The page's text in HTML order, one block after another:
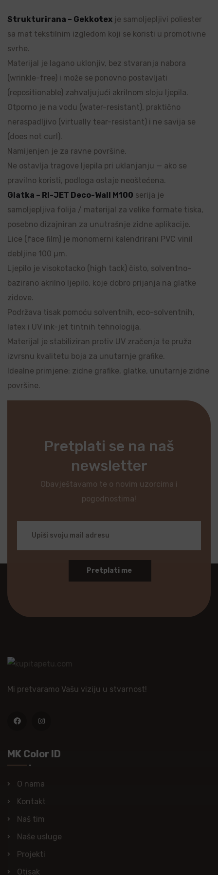
Strukturirana – Gekkotex je samoljepljivi poliester
sa mat tekstilnim izgledom koji se koristi u promotivne
svrhe.
Materijal je lagano uklonjiv, bez stvaranja nabora
(wrinkle-free) i može se ponovno postavljati
(repositionable) zahvaljujući akrilnom sloju ljepila.
Otporno je na vodu (water-resistant), praktično
neraspadljivo (virtually tear-resistant) i ne savija se
(does not curl).
Namijenjen je za ravne površine.
Ne ostavlja tragove ljepila pri uklanjanju — ako se
pravilno koristi, podloga ostaje neoštećena.
Glatka – RI-JET Deco-Wall M100 serija je
samoljepljiva folija / materijal za velike formate tiska,
posebno dizajniran za unutrašnje zidne aplikacije.
Lice (face film) je monomerni kalendrirani PVC vinil
debljine 100 µm.
Ljepilo je visokotacko (high tack) čisto, solventno-
bazirano akrilno ljepilo, koje dobro prijanja na glatke
zidove.
Podržava tisak pomoću solventnih, eco-solventnih,
latex i UV ink-jet tintnih tehnologija.
Materijal je stabiliziran protiv UV zračenja te pruža
izvrsnu kvalitetu boja za unutarnje grafike.
Idealne primjene: zidne grafike, glatke, unutarnje zidne
površine.
Pretplati se na naš
newsletter
Obavještavamo te o novim uzorcima i
pogodnostima!
Pretplati me
Mi pretvaramo Vašu viziju u stvarnost!
MK Color ID
O nama
Kontakt
Naš tim
Naše usluge
Projekti
Otisak